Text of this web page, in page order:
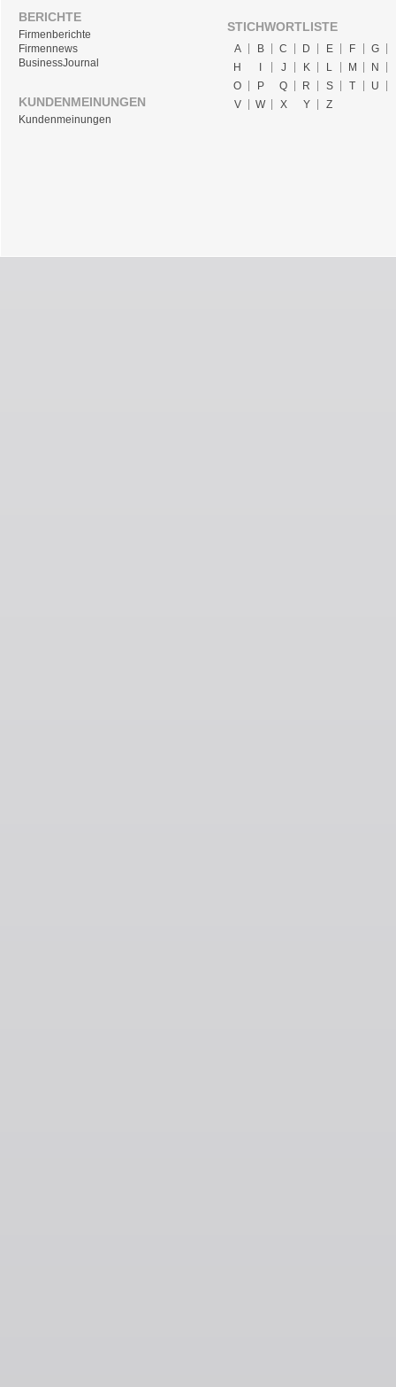
BERICHTE
Firmenberichte
Firmennews
BusinessJournal
KUNDENMEINUNGEN
Kundenmeinungen
STICHWORTLISTE
A B C D E F
G
H
I J K L M
N
O
P Q R S T
U
V
W X Y Z